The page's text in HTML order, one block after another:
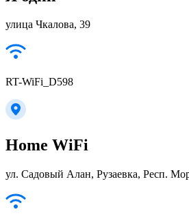
улица Чкалова, 39
RT-WiFi_D598
Home WiFi
ул. Садовый Алан, Рузаевка, Респ.